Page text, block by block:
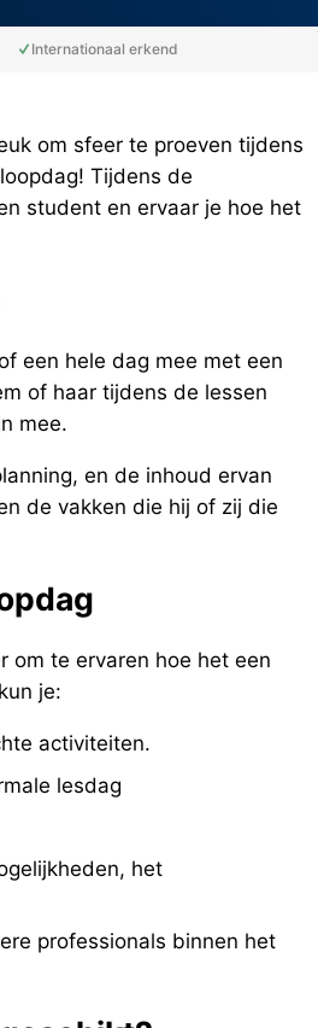
Internationaal erkend
om sfeer te proeven tijdens
Tijdens de
student en ervaar je hoe het
een hele dag mee met een
of haar tijdens de lessen
mee.
en de inhoud ervan
de vakken die hij of zij die
om te ervaren hoe het een
je:
activiteiten.
lesdag
het
professionals binnen het